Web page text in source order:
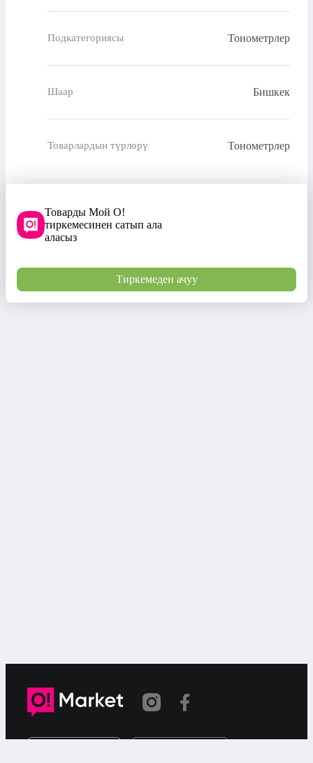
Подкатегориясы Тонометрлер
Шаар Бишкек
Товарлардын түрлөрү Тонометрлер
Товарды Мой О!
тиркемесинен сатып ала
аласыз
Тиркемеден ачуу